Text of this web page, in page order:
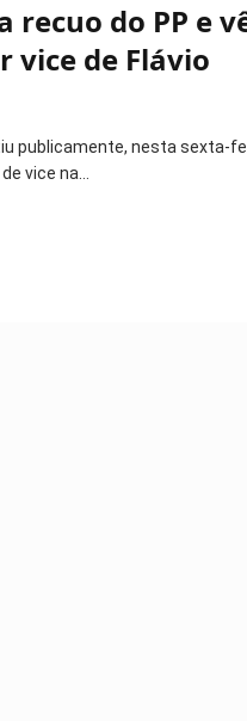
recuo do PP e
vice de Flávio
publicamente, nesta sexta-
vice na…